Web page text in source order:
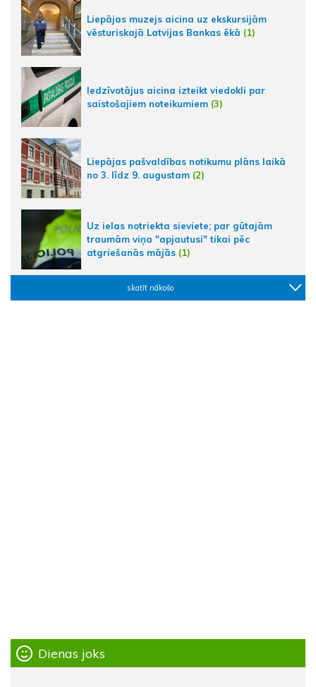
Liepājas muzejs aicina uz ekskursijām
vēsturiskajā Latvijas Bankas ēkā (1)
Iedzīvotājus aicina izteikt viedokli par
saistošajiem noteikumiem (3)
Liepājas pašvaldības notikumu plāns laikā
no 3. līdz 9. augustam (2)
Uz ielas notriekta sieviete; par gūtajām
traumām viņa "apjautusi" tikai pēc
atgriešanās mājās (1)
skatīt nākošo
Dienas joks